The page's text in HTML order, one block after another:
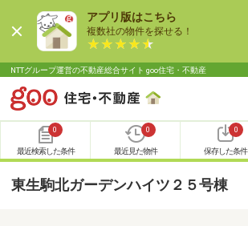
アプリ版はこちら
複数社の物件を探せる！
NTTグループ運営の不動産総合サイト goo住宅・不動産
0
最近検索した条件
0
最近見た物件
0
保存した条件
東生駒北ガーデンハイツ２５号棟